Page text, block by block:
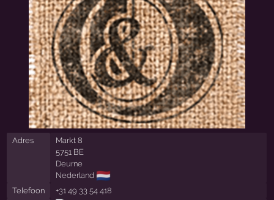
Adres
Markt 8
5751 BE
Deurne
Nederland 🇳🇱
Telefoon
+31 49 33 54 418